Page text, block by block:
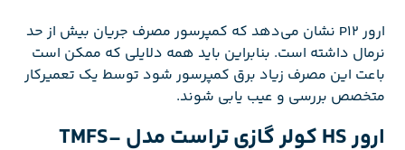
ارور P12 نشان می‌دهد که کمپرسور مصرف جریان بیش از حد
نرمال داشته است. بنابراین باید همه دلایلی که ممکن است
باعت این مصرف زیاد برق کمپرسور شود توسط یک تعمیرکار
متخصص بررسی و عیب یابی شوند.
ارور HS کولر گازی تراست مدل TMFS-